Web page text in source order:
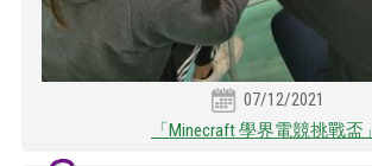
07/12/2021
「Minecraft 學界電競挑戰盃」